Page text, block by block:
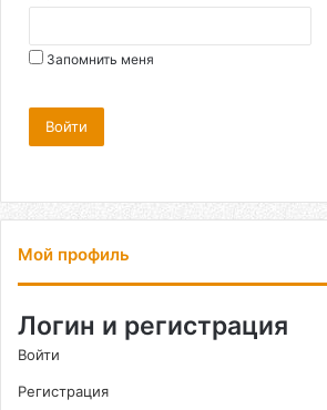
Запомнить меня
Войти
Мой профиль
Логин и регистрация
Войти
Регистрация